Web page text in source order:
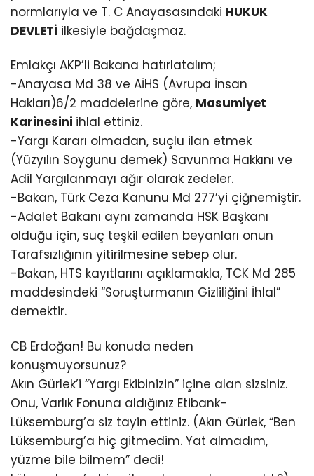
normlarıyla ve T. C Anayasasındaki HUKUK
DEVLETİ ilkesiyle bağdaşmaz.
Emlakçı AKP’li Bakana hatırlatalım;
-Anayasa Md 38 ve AİHS (Avrupa İnsan
Hakları)6/2 maddelerine göre, Masumiyet
Karinesini ihlal ettiniz.
-Yargı Kararı olmadan, suçlu ilan etmek
(Yüzyılın Soygunu demek) Savunma Hakkını ve
Adil Yargılanmayı ağır olarak zedeler.
-Bakan, Türk Ceza Kanunu Md 277’yi çiğnemiştir.
-Adalet Bakanı aynı zamanda HSK Başkanı
olduğu için, suç teşkil edilen beyanları onun
Tarafsızlığının yitirilmesine sebep olur.
-Bakan, HTS kayıtlarını açıklamakla, TCK Md 285
maddesindeki “Soruşturmanın Gizliliğini İhlal”
demektir.
CB Erdoğan! Bu konuda neden
konuşmuyorsunuz?
Akın Gürlek’i “Yargı Ekibinizin” içine alan sizsiniz.
Onu, Varlık Fonuna aldığınız Etibank-
Lüksemburg’a siz tayin ettiniz. (Akın Gürlek, “Ben
Lüksemburg’a hiç gitmedim. Yat almadım,
yüzme bile bilmem” dedi!